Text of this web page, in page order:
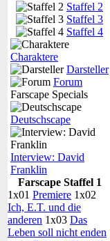
Staffel 2
Staffel 3
Staffel 4
Charaktere
Darsteller
Forum
Farscape Specials
Deutschscape
Interview: David
Franklin
Farscape Staffel 1
1x01 Premiere 1x02
Ich, E.T. und die
anderen 1x03 Das
Leben soll nicht enden